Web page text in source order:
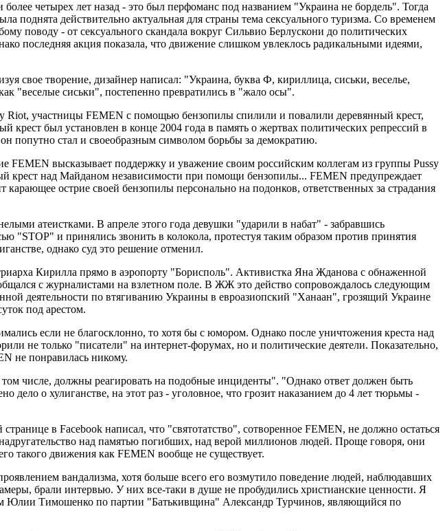
четырех лет назад - это был перфоманс под названием "Украина не бордель". Тогда
поднята действительно актуальная для страны тема сексуального туризма. Со временем
поводу - от сексуального скандала вокруг Сильвио Берлускони до политических
последняя акция показала, что движение слишком увлеклось радикальными идеями,
свое творение, дизайнер написал: "Украина, буква Ф, кириллица, сиськи, веселье,
"веселые сиськи", постепенно превратились в "жало осы".
Riot, участницы FEMEN с помощью бензопилы спилили и повалили деревянный крест,
был установлен в конце 2004 года в память о жертвах политических репрессий в
попутно стал и своеобразным символом борьбы за демократию.
высказывает поддержку и уважение своим российским коллегам из группы Pussy
крест над Майданом независимости при помощи бензопилы... FEMEN предупреждает
острие своей бензопилы персонально на подонков, ответственных за страдания
атеистками. В апреле этого года девушки "ударили в набат" - забравшись
и принялись звонить в колокола, протестуя таким образом против принятия
однако суд это решение отменил.
Кирилла прямо в аэропорту "Борисполь". Активистка Яна Жданова с обнаженной
с журналистами на взлетном поле. В ЖЖ это действо сопровождалось следующим
деятельности по втягиванию Украины в евроазиопский "Ханаан", грозящий Украине
под арестом.
если не благосклонно, то хотя бы с юмором. Однако после уничтожения креста над
не только "писатели" на интернет-форумах, но и политические деятели. Показательно,
не понравилась никому.
числе, должны реагировать на подобные инциденты". "Однако ответ должен быть
о хулиганстве, на этот раз - уголовное, что грозит наказанием до 4 лет тюрьмы -
в Facebook написал, что "святотатство", сотворенное FEMEN, не должно остаться
над памятью погибших, над верой миллионов людей. Проще говоря, они
такого движения как FEMEN вообще не существует.
вандализма, хотя больше всего его возмутило поведение людей, наблюдавших
брали интервью. У них все-таки в душе не пробудились христианские ценности. Я
Юлии Тимошенко по партии "Батькивщина" Александр Турчинов, являющийся по